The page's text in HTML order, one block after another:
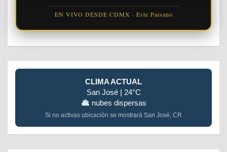
EN VIVO DESDE CDMX · Este Paisano
CLIMA ACTUAL
San José | 24°C
nubes dispersas
Si no activas ubicación se mostrará San José, CR